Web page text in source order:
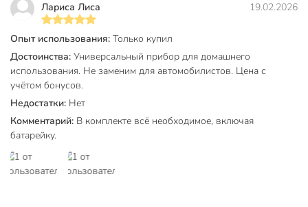
Вы можете приобрести «Мультиметр цифровой TDM
Electric, Мастер Электрик М-838, SQ1005-0003» и другие
товары в нашем интернет-магазине в Нижнем Новгороде
по низким ценам и с бесплатным самовывозом.
Техническая информация
Бренд
Страна производства
Китай
Артикул производителя
Лариса Лиса 19.02.2026
Опыт использования: Только купил
Достоинства: Универсальный прибор для домашнего
использования. Не заменим для автомобилистов. Цена с
учётом бонусов.
Недостатки: Нет
Комментарий: В комплекте всё необходимое, включая
батарейку.